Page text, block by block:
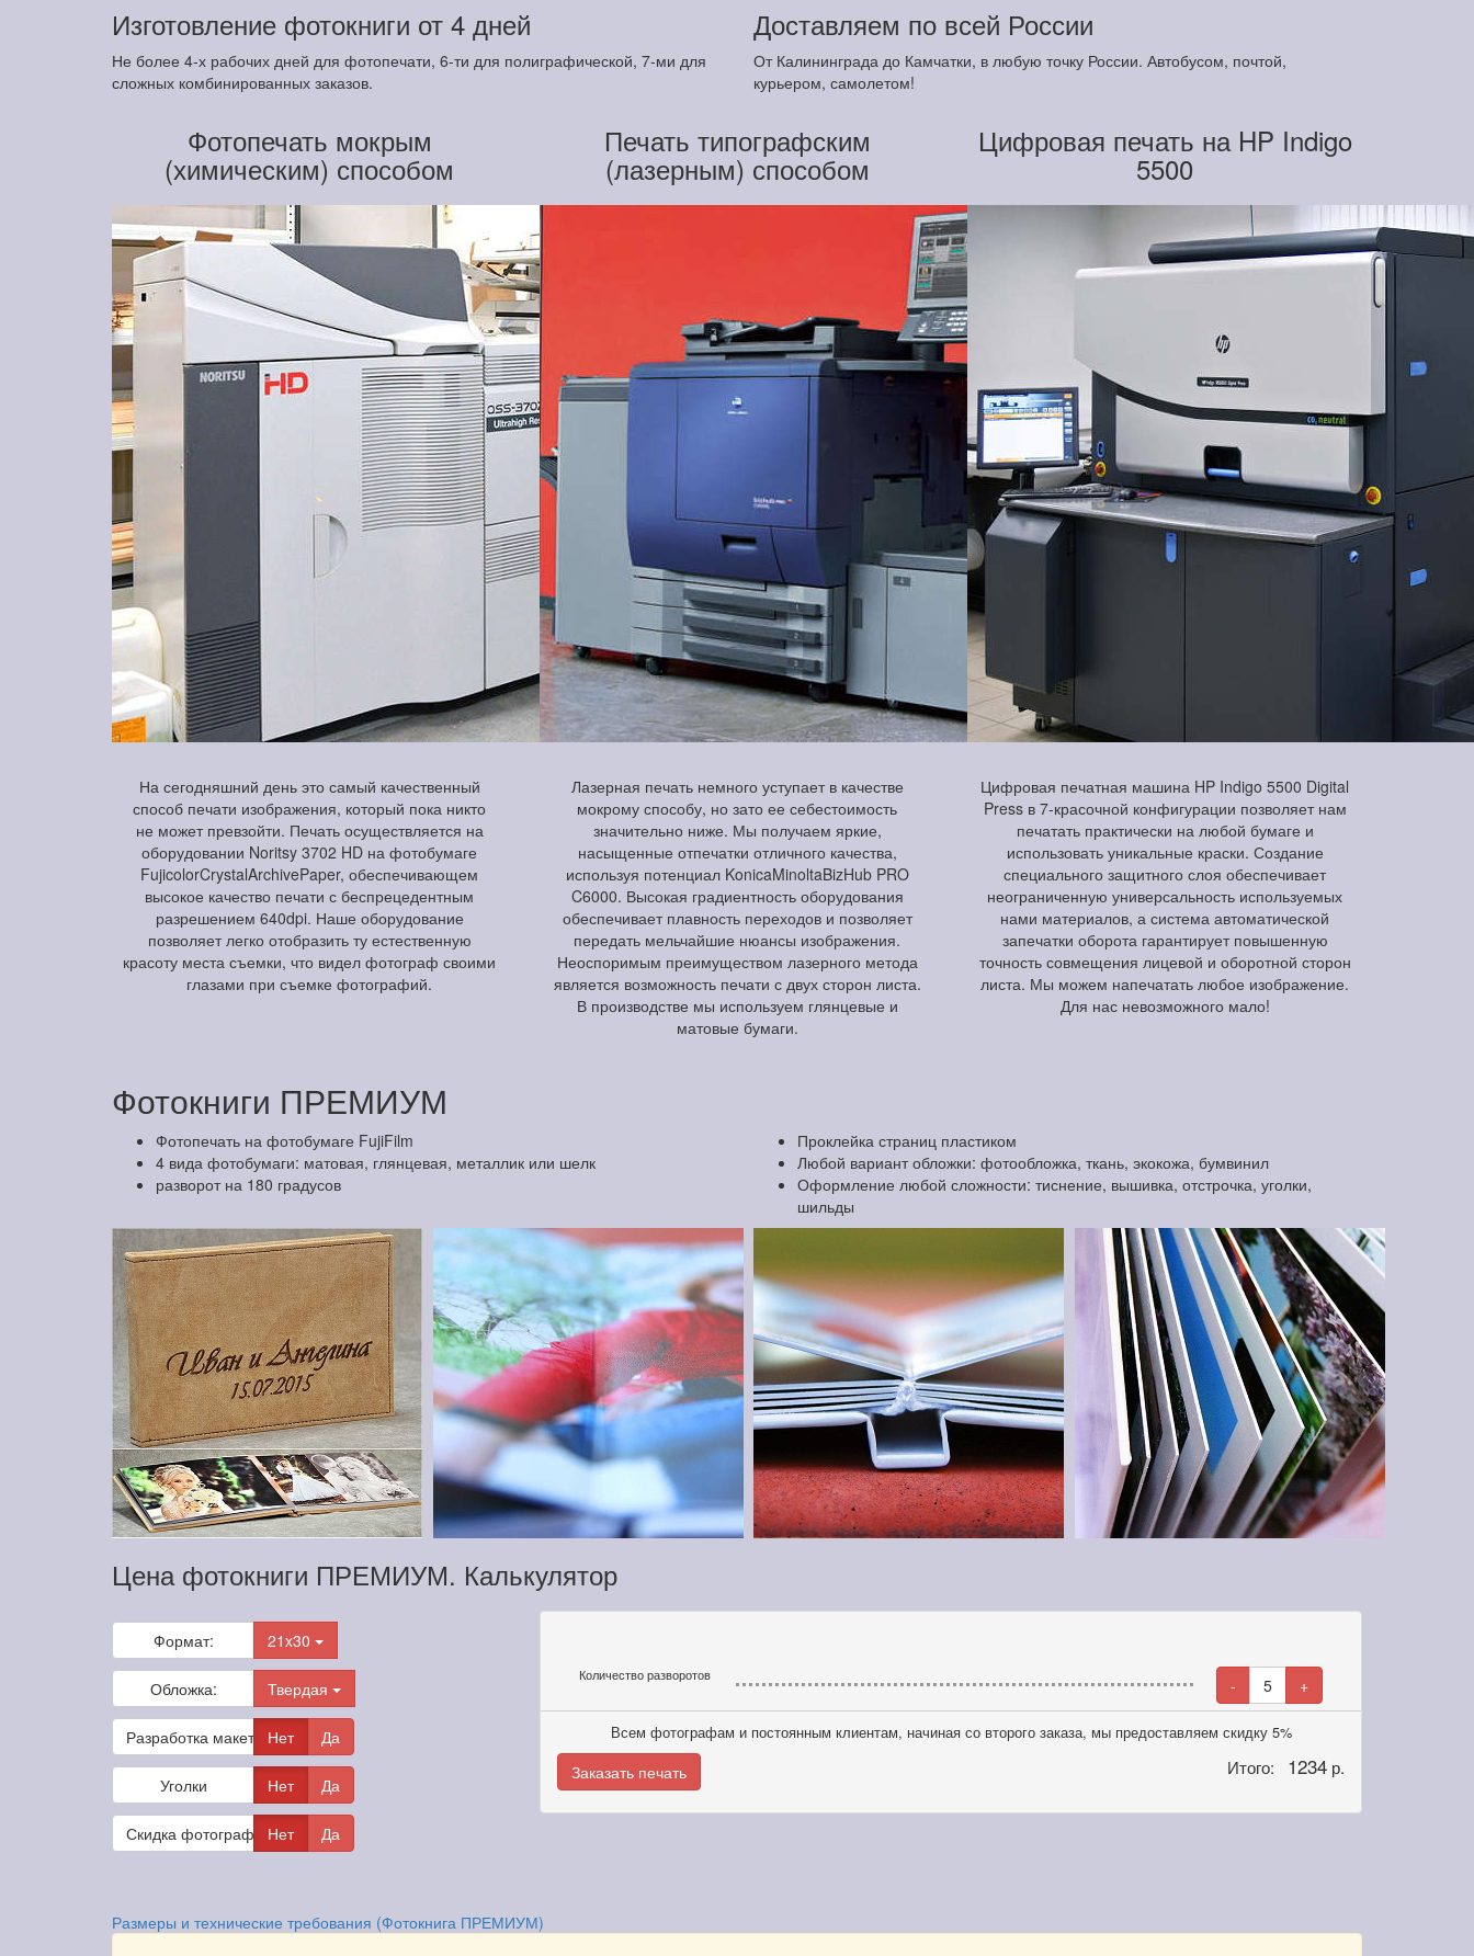
Изготовление фотокниги от 4 дней
Не более 4-х рабочих дней для фотопечати, 6-ти для полиграфической, 7-ми для
сложных комбинированных заказов.
Доставляем по всей России
От Калининграда до Камчатки, в любую точку России. Автобусом, почтой,
курьером, самолетом!
Фотопечать мокрым
(химическим) способом
На сегодняшний день это самый качественный
способ печати изображения, который пока никто
не может превзойти. Печать осуществляется на
оборудовании Noritsy 3702 HD на фотобумаге
FujicolorCrystalArchivePaper, обеспечивающем
высокое качество печати с беспрецедентным
разрешением 640dpi. Наше оборудование
позволяет легко отобразить ту естественную
красоту места съемки, что видел фотограф своими
глазами при съемке фотографий.
Печать типографским
(лазерным) способом
Лазерная печать немного уступает в качестве
мокрому способу, но зато ее себестоимость
значительно ниже. Мы получаем яркие,
насыщенные отпечатки отличного качества,
используя потенциал KonicaMinoltaBizHub PRO
C6000. Высокая градиентность оборудования
обеспечивает плавность переходов и позволяет
передать мельчайшие нюансы изображения.
Неоспоримым преимуществом лазерного метода
является возможность печати с двух сторон листа.
В производстве мы используем глянцевые и
матовые бумаги.
Цифровая печать на HP Indigo
5500
Цифровая печатная машина HP Indigo 5500 Digital
Press в 7-красочной конфигурации позволяет нам
печатать практически на любой бумаге и
использовать уникальные краски. Создание
специального защитного слоя обеспечивает
неограниченную универсальность используемых
нами материалов, а система автоматической
запечатки оборота гарантирует повышенную
точность совмещения лицевой и оборотной сторон
листа. Мы можем напечатать любое изображение.
Для нас невозможного мало!
Фотокниги ПРЕМИУМ
Фотопечать на фотобумаге FujiFilm
4 вида фотобумаги: матовая, глянцевая, металлик или шелк
разворот на 180 градусов
Проклейка страниц пластиком
Любой вариант обложки: фотообложка, ткань, экокожа, бумвинил
Оформление любой сложности: тиснение, вышивка, отстрочка, уголки,
шильды
Цена фотокниги ПРЕМИУМ. Калькулятор
Формат: 21x30
Обложка: Твердая
Разработка макета Нет Да
Уголки Нет Да
Скидка фотографамНет Да
Количество разворотов - 5 +
Всем фотографам и постоянным клиентам, начиная со второго заказа, мы предоставляем скидку 5%
Заказать печать Итого: 1234 р.
Размеры и технические требования (Фотокнига ПРЕМИУМ)